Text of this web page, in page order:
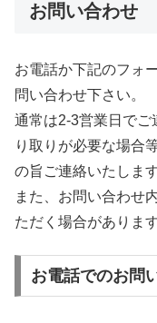
お問い合わせ
お電話か下記のフォ
問い合わせ下さい。
通常は2-3営業日で
り取りが必要な場合
の旨ご連絡いたします
また、お問い合わせ
ただく場合がありま
お電話でのお問